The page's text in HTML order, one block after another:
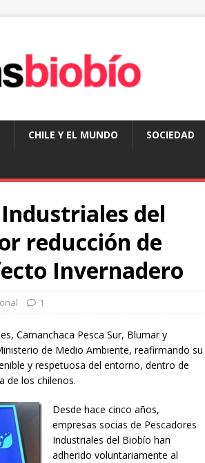
CHILE Y EL MUNDO SOCIEDAD
Industriales del
reducción de
Invernadero
1
Camanchaca Pesca Sur, Blumar y
de Medio Ambiente, reafirmando su
y respetuosa del entorno, dentro de
de los chilenos.
Desde hace cinco años,
empresas socias de Pescadores
Industriales del Biobío han
adherido voluntariamente al